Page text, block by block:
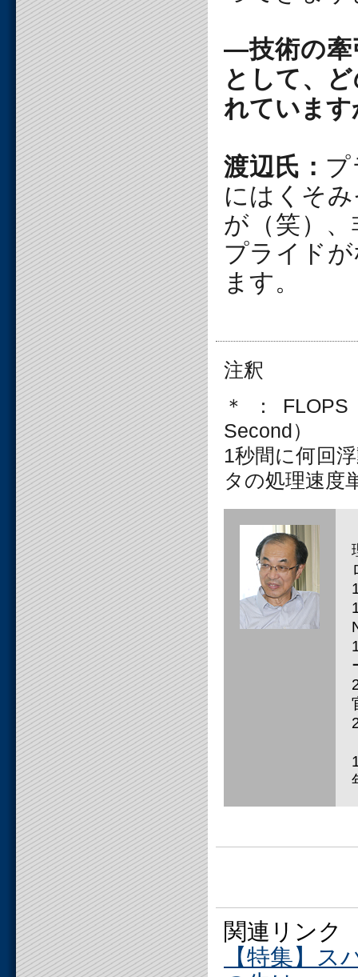
―技術の牽
として、
れています
渡辺氏：
にはくそ
が（笑）
プライド
ます。
注釈
＊：FLOPS
Second）
1秒間に何回
タの処理速度
関連リンク
【特集】